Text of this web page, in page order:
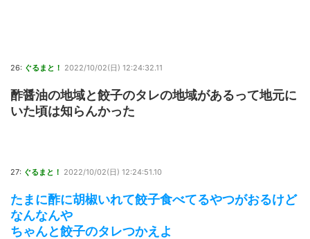
26: ぐるまと！ 2022/10/02(日) 12:24:32.11
酢醤油の地域と餃子のタレの地域があるって地元に
いた頃は知らんかった
27: ぐるまと！ 2022/10/02(日) 12:24:51.10
たまに酢に胡椒いれて餃子食べてるやつがおるけど
なんなんや
ちゃんと餃子のタレつかえよ